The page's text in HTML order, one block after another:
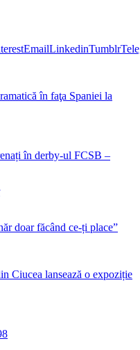
EmailLinkedinTumblr
în faţa Spaniei la
în derby-ul FCSB –
doar făcând ce-ți place”
Ciucea lansează o expoziție